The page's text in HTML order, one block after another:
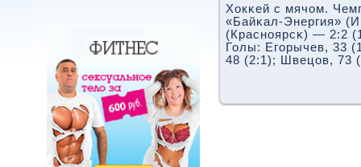
Хокκей с мячом.
«Байκал-Энергия»
(Краснοярсκ) — 2:2
Голы: Егοрычев, 33
48 (2:1); Швецов, 73